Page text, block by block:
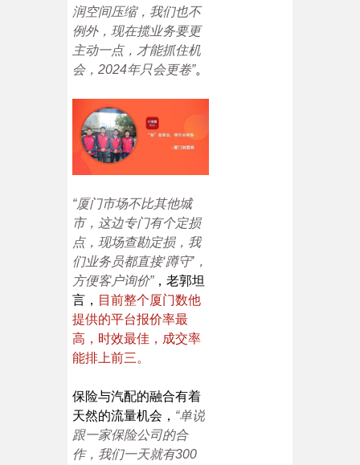
润空间压缩，我们也不
例外，现在揽业务要更
主动一点，才能抓住机
会，2024年只会更卷”。
“厦门市场不比其他城
市，这边专门有个定损
点，现场查勘定损，我
们业务员都直接‘蹲守’，
方便客户询价”，老郭坦
言， 目前整个厦门数他
提供的平台报价率最
高，时效最佳，成交率
能排上前三。
保险与汽配的融合有着
天然的流量机会， “单说
跟一家保险公司的合
作，我们一天就有300